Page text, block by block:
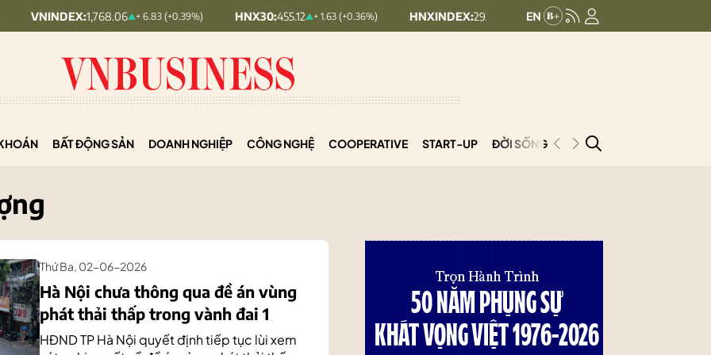
1,768.06 + 6.83 (+0.39%) HNX30:455.12 + 1.63 (+0.36%) HNXINDEX: 293.44 + 0.25 (+0.09%) UPCOMINDEX:
BẤT ĐỘNG SẢN DOANH NGHIỆP CÔNG NGHỆ COOPERATIVE START-UP ĐỜI SỐNG PODCAST
Thứ Ba, 02-06-2026
Hà Nội chưa thông qua đề án vùng
phát thải thấp trong vành đai 1
HĐND TP Hà Nội quyết định tiếp tục lùi xem